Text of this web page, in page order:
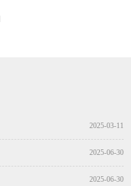
2025-03-11
2025-06-30
2025-06-30